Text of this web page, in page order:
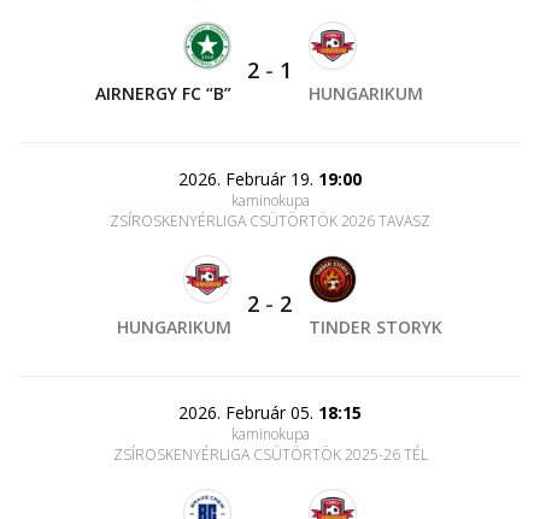
AIRNERGY FC “B”
2 - 1
HUNGARIKUM
2026. Február 19. 19:00
kaminokupa
ZSÍROSKENYÉRLIGA CSÜTÖRTÖK 2026 TAVASZ
HUNGARIKUM
2 - 2
TINDER STORYK
2026. Február 05. 18:15
kaminokupa
ZSÍROSKENYÉRLIGA CSÜTÖRTÖK 2025-26 TÉL